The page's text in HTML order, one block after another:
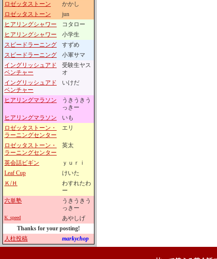
ロゼッタストーン
かかし
ロゼッタストーン
jun
ヒアリングシャワー
コタロー
ヒアリングシャワー
小学生
スピードラーニング
すずめ
スピードラーニング
小軍サマ
イングリッシュアド
ベンチャー
受験生ヤス
オ
イングリッシュアド
ベンチャー
いけだ
ヒアリングマラソン
うきうきう
っきー
ヒアリングマラソン
いも
ロゼッタストーン・
ラーニングセンター
エリ
ロゼッタストーン・
ラーニングセンター
英太
英会話ビギン
ｙｕｒｉ
Leaf Cup
けいた
Ｋ/Ｈ
わすれたわ
ー
六単塾
うきうきう
っきー
K_speed
あやしげ
Thanks for your posting!
人柱投稿
markychop